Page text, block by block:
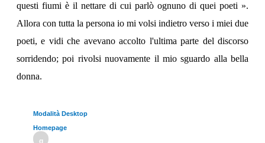
questi fiumi è il nettare di cui parlò ognuno di quei poeti ».
Allora con tutta la persona io mi volsi indietro verso i miei due
poeti, e vidi che avevano accolto l'ultima parte del discorso
sorridendo; poi rivolsi nuovamente il mio sguardo alla bella
donna.
Modalità Desktop
Homepage
g